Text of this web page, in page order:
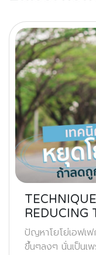
REDUCING
ปัญหาโยโย่เอฟเ
ขึ้นๆลงๆ นั่นเป็นเ